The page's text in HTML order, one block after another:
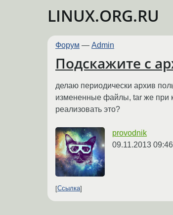
LINUX.ORG.RU
Форум — Admin
Подскажите с
делаю периодически архив
измененные файлы, tar же при
реализовать это?
provodnik
09.11.2013
Ссылка